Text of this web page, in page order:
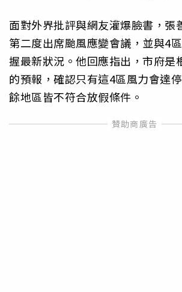
面對外界批評與網友灌爆臉書，張
第二度出席颱風應變會議，並與4
握最新狀況。他回應指出，市府是
的預報，確認只有這4區風力會達
餘地區皆不符合放假條件。